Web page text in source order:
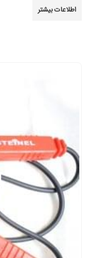
اطلاعات بیشتر